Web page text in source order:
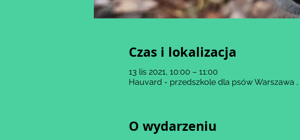
Czas i lokalizacja
13 lis 2021, 10:00 – 11:00
Hauvard - przedszkole dla psów Warszawa
O wydarzeniu